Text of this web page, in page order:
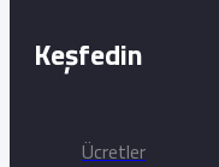
Keşfedin
Ücretler